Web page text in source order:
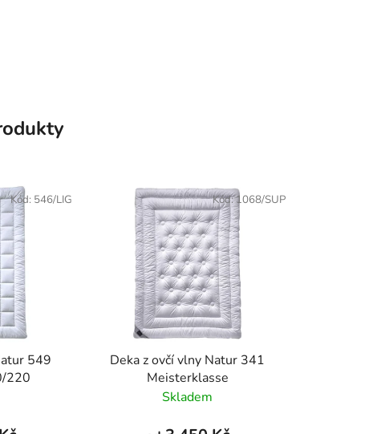
549
220
Kód: 546/LIG
Deka z ovčí vlny Natur 341
Meisterklasse
Skladem
Kód:1068/SUP